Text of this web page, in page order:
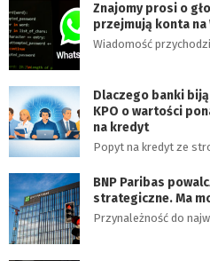
Znajomy prosi o
przejmują konta na
Wiadomość
Dlaczego banki
KPO o wartości
na kredyt
Popyt na kredyt ze
BNP Paribas
strategiczne. Ma
Przynależność do